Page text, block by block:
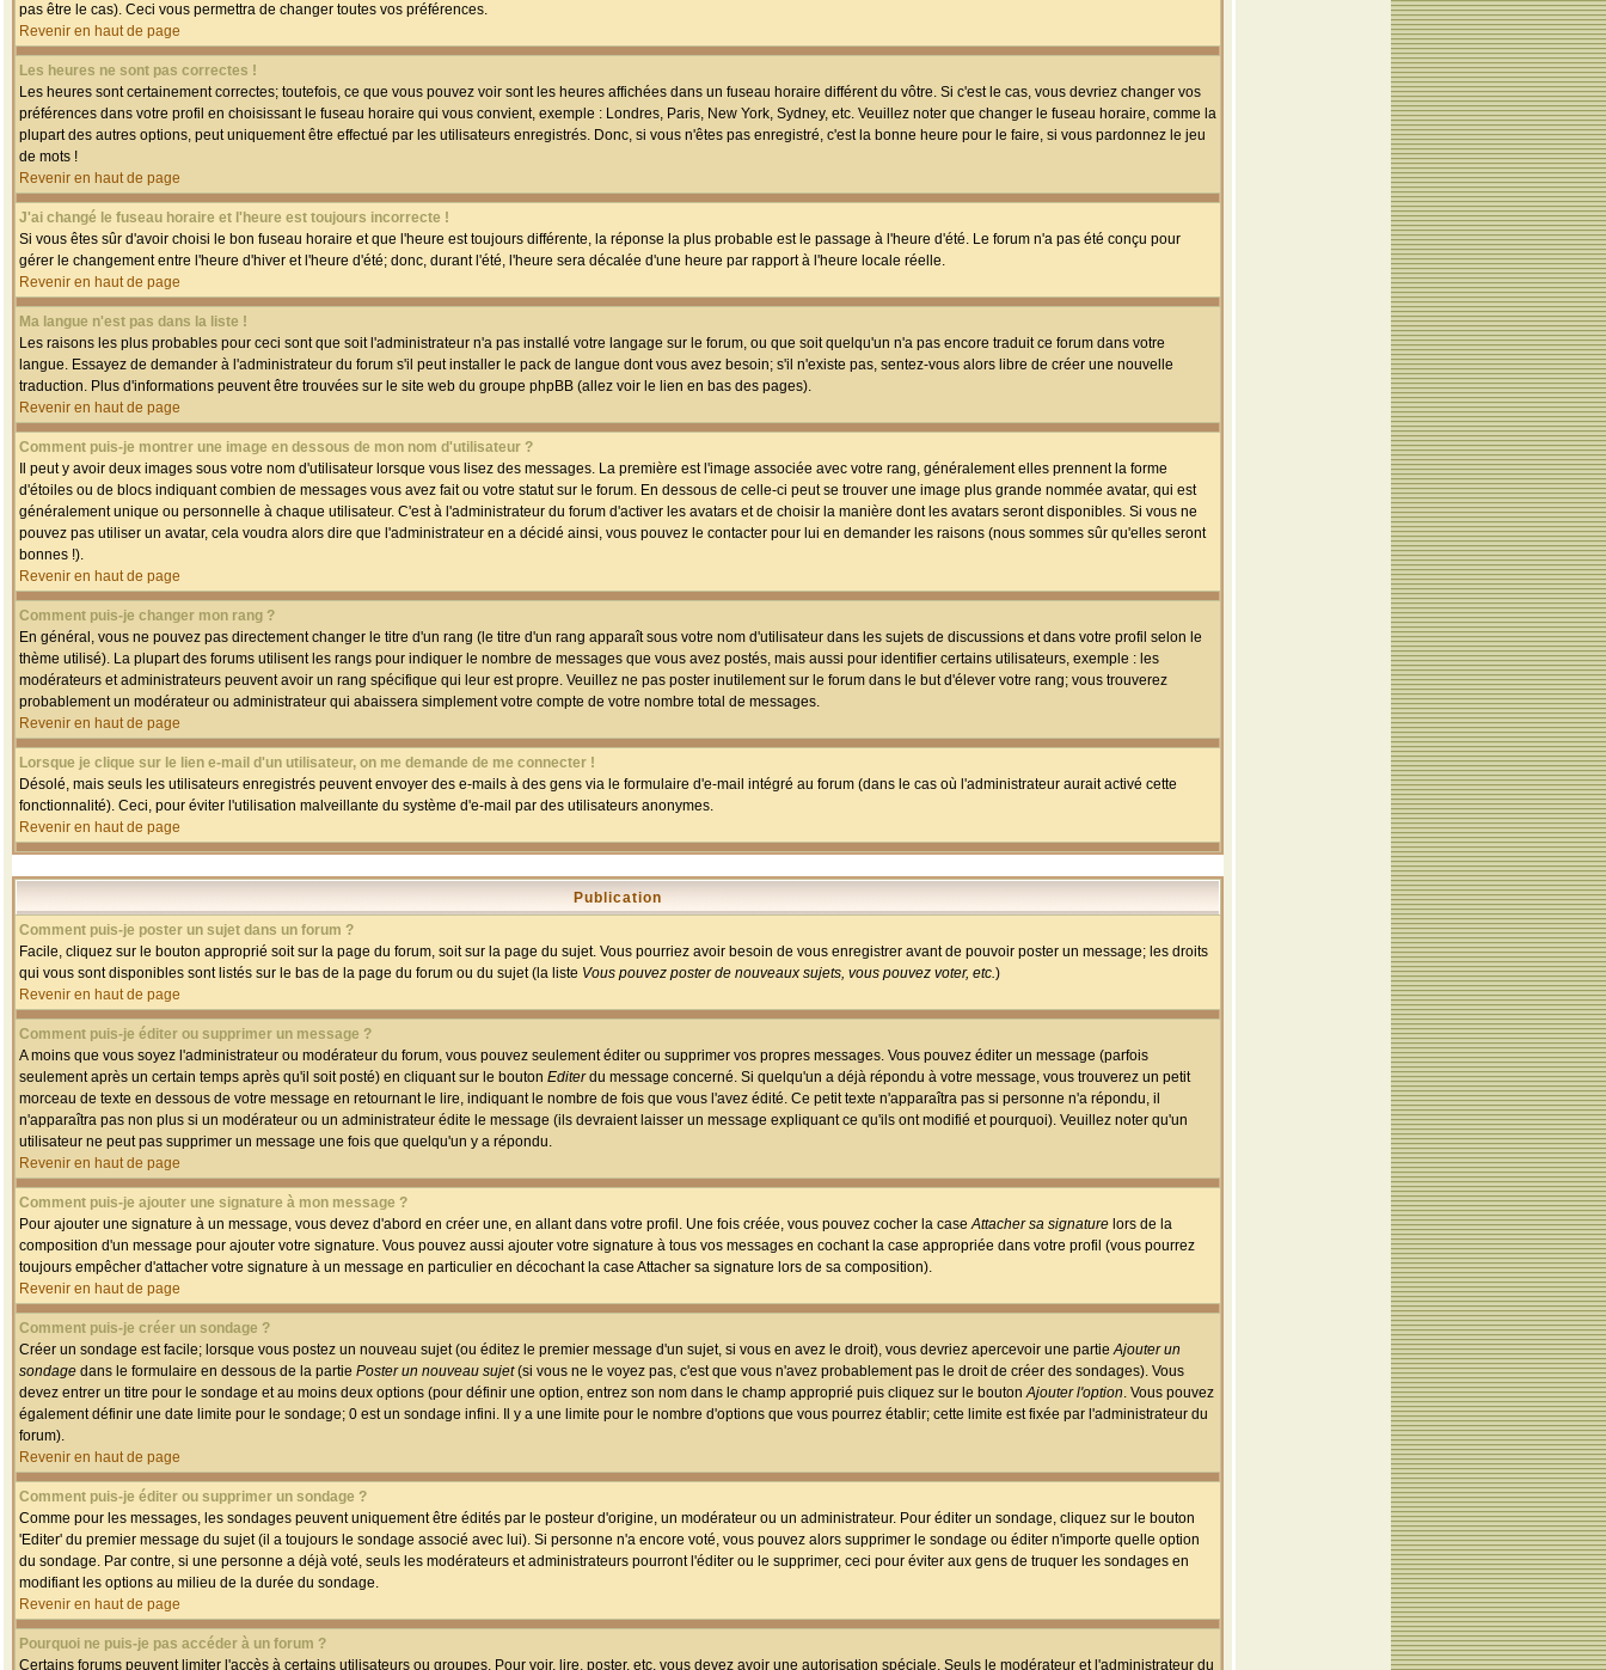
pas être le cas). Ceci vous permettra de changer toutes vos préférences.
Revenir en haut de page
Les heures ne sont pas correctes !
Les heures sont certainement correctes; toutefois, ce que vous pouvez voir sont les heures affichées dans un fuseau horaire différent du vôtre. Si c'est le cas, vous devriez changer vos
préférences dans votre profil en choisissant le fuseau horaire qui vous convient, exemple : Londres, Paris, New York, Sydney, etc. Veuillez noter que changer le fuseau horaire, comme la
plupart des autres options, peut uniquement être effectué par les utilisateurs enregistrés. Donc, si vous n'êtes pas enregistré, c'est la bonne heure pour le faire, si vous pardonnez le jeu
de mots !
Revenir en haut de page
J'ai changé le fuseau horaire et l'heure est toujours incorrecte !
Si vous êtes sûr d'avoir choisi le bon fuseau horaire et que l'heure est toujours différente, la réponse la plus probable est le passage à l'heure d'été. Le forum n'a pas été conçu pour
gérer le changement entre l'heure d'hiver et l'heure d'été; donc, durant l'été, l'heure sera décalée d'une heure par rapport à l'heure locale réelle.
Revenir en haut de page
Ma langue n'est pas dans la liste !
Les raisons les plus probables pour ceci sont que soit l'administrateur n'a pas installé votre langage sur le forum, ou que soit quelqu'un n'a pas encore traduit ce forum dans votre
langue. Essayez de demander à l'administrateur du forum s'il peut installer le pack de langue dont vous avez besoin; s'il n'existe pas, sentez-vous alors libre de créer une nouvelle
traduction. Plus d'informations peuvent être trouvées sur le site web du groupe phpBB (allez voir le lien en bas des pages).
Revenir en haut de page
Comment puis-je montrer une image en dessous de mon nom d'utilisateur ?
Il peut y avoir deux images sous votre nom d'utilisateur lorsque vous lisez des messages. La première est l'image associée avec votre rang, généralement elles prennent la forme
d'étoiles ou de blocs indiquant combien de messages vous avez fait ou votre statut sur le forum. En dessous de celle-ci peut se trouver une image plus grande nommée avatar, qui est
généralement unique ou personnelle à chaque utilisateur. C'est à l'administrateur du forum d'activer les avatars et de choisir la manière dont les avatars seront disponibles. Si vous ne
pouvez pas utiliser un avatar, cela voudra alors dire que l'administrateur en a décidé ainsi, vous pouvez le contacter pour lui en demander les raisons (nous sommes sûr qu'elles seront
bonnes !).
Revenir en haut de page
Comment puis-je changer mon rang ?
En général, vous ne pouvez pas directement changer le titre d'un rang (le titre d'un rang apparaît sous votre nom d'utilisateur dans les sujets de discussions et dans votre profil selon le
thème utilisé). La plupart des forums utilisent les rangs pour indiquer le nombre de messages que vous avez postés, mais aussi pour identifier certains utilisateurs, exemple : les
modérateurs et administrateurs peuvent avoir un rang spécifique qui leur est propre. Veuillez ne pas poster inutilement sur le forum dans le but d'élever votre rang; vous trouverez
probablement un modérateur ou administrateur qui abaissera simplement votre compte de votre nombre total de messages.
Revenir en haut de page
Lorsque je clique sur le lien e-mail d'un utilisateur, on me demande de me connecter !
Désolé, mais seuls les utilisateurs enregistrés peuvent envoyer des e-mails à des gens via le formulaire d'e-mail intégré au forum (dans le cas où l'administrateur aurait activé cette
fonctionnalité). Ceci, pour éviter l'utilisation malveillante du système d'e-mail par des utilisateurs anonymes.
Revenir en haut de page
Publication
Comment puis-je poster un sujet dans un forum ?
Facile, cliquez sur le bouton approprié soit sur la page du forum, soit sur la page du sujet. Vous pourriez avoir besoin de vous enregistrer avant de pouvoir poster un message; les droits
qui vous sont disponibles sont listés sur le bas de la page du forum ou du sujet (la liste Vous pouvez poster de nouveaux sujets, vous pouvez voter, etc.)
Revenir en haut de page
Comment puis-je éditer ou supprimer un message ?
A moins que vous soyez l'administrateur ou modérateur du forum, vous pouvez seulement éditer ou supprimer vos propres messages. Vous pouvez éditer un message (parfois
seulement après un certain temps après qu'il soit posté) en cliquant sur le bouton Editerdu message concerné. Si quelqu'un a déjà répondu à votre message, vous trouverez un petit
morceau de texte en dessous de votre message en retournant le lire, indiquant le nombre de fois que vous l'avez édité. Ce petit texte n'apparaîtra pas si personne n'a répondu, il
n'apparaîtra pas non plus si un modérateur ou un administrateur édite le message (ils devraient laisser un message expliquant ce qu'ils ont modifié et pourquoi). Veuillez noter qu'un
utilisateur ne peut pas supprimer un message une fois que quelqu'un y a répondu.
Revenir en haut de page
Comment puis-je ajouter une signature à mon message ?
Pour ajouter une signature à un message, vous devez d'abord en créer une, en allant dans votre profil. Une fois créée, vous pouvez cocher la caseAttacher sa signature lors de la
composition d'un message pour ajouter votre signature. Vous pouvez aussi ajouter votre signature à tous vos messages en cochant la case appropriée dans votre profil (vous pourrez
toujours empêcher d'attacher votre signature à un message en particulier en décochant la case Attacher sa signature lors de sa composition).
Revenir en haut de page
Comment puis-je créer un sondage ?
Créer un sondage est facile; lorsque vous postez un nouveau sujet (ou éditez le premier message d'un sujet, si vous en avez le droit), vous devriez apercevoir une partieAjouter un
sondage dans le formulaire en dessous de la partie Poster un nouveau sujet(si vous ne le voyez pas, c'est que vous n'avez probablement pas le droit de créer des sondages). Vous
devez entrer un titre pour le sondage et au moins deux options (pour définir une option, entrez son nom dans le champ approprié puis cliquez sur le boutonAjouter l'option. Vous pouvez
également définir une date limite pour le sondage; 0 est un sondage infini. Il y a une limite pour le nombre d'options que vous pourrez établir; cette limite est fixée par l'administrateur du
forum).
Revenir en haut de page
Comment puis-je éditer ou supprimer un sondage ?
Comme pour les messages, les sondages peuvent uniquement être édités par le posteur d'origine, un modérateur ou un administrateur. Pour éditer un sondage, cliquez sur le bouton
'Editer' du premier message du sujet (il a toujours le sondage associé avec lui). Si personne n'a encore voté, vous pouvez alors supprimer le sondage ou éditer n'importe quelle option
du sondage. Par contre, si une personne a déjà voté, seuls les modérateurs et administrateurs pourront l'éditer ou le supprimer, ceci pour éviter aux gens de truquer les sondages en
modifiant les options au milieu de la durée du sondage.
Revenir en haut de page
Pourquoi ne puis-je pas accéder à un forum ?
Certains forums peuvent limiter l'accès à certains utilisateurs ou groupes. Pour voir, lire, poster, etc. vous devez avoir une autorisation spéciale. Seuls le modérateur et l'administrateur du